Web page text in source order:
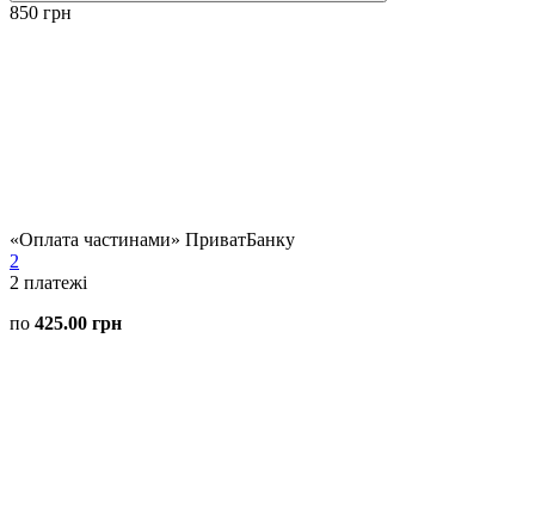
850 грн
«Оплата частинами» ПриватБанку
2
2 платежі
по 425.00 грн